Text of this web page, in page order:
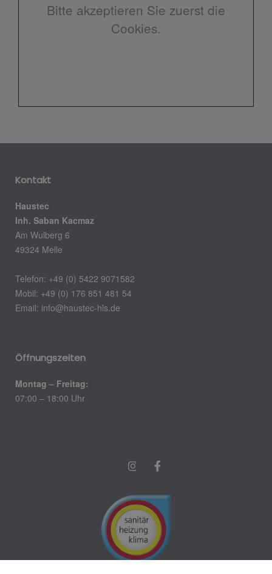
Bitte akzeptieren Sie zuerst die
Cookies.
Kontakt
Haustec
Inh. Saban Kacmaz
Am Wulberg 6
49324 Melle
Telefon: +49 (0) 5422 9071582
Mobil: +49 (0) 176 851 481 54
Email: info@haustec-hls.de
Öffnungszeiten
Montag – Freitag:
07:00 – 18:00 Uhr